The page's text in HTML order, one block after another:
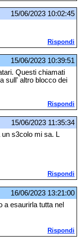
15/06/2023 10:02:45
Rispondi
15/06/2023 10:39:51
Questi chiamati
sull' altro blocco dei
Rispondi
15/06/2023 11:35:34
s3colo mi sa. L
Rispondi
16/06/2023 13:21:00
a esaurirla tutta nel
Rispondi